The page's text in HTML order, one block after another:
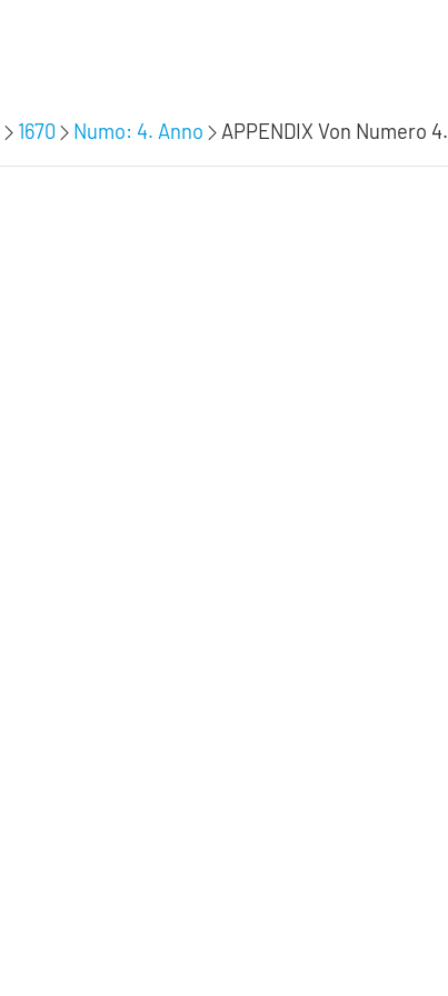
1670 Numo: 4. Anno APPENDIX Von Numero 4.